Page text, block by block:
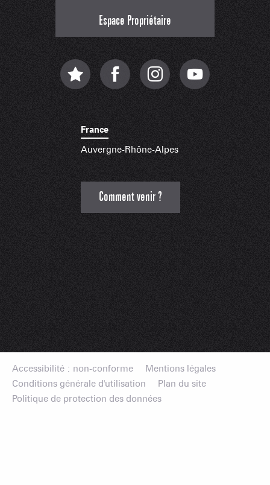
Espace Propriétaire
France
Auvergne-Rhône-Alpes
Comment venir ?
Accessibilité : non-conforme
Mentions légales
Conditions générale d'utilisation
Plan du site
Politique de protection des données